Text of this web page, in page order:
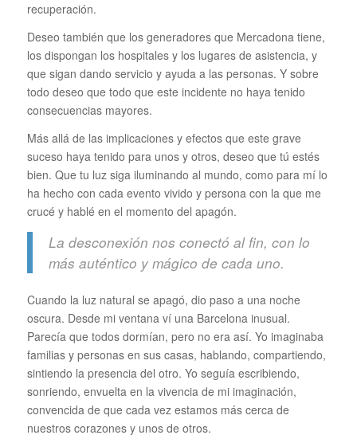
recuperación.
Deseo también que los generadores que Mercadona tiene,
los dispongan los hospitales y los lugares de asistencia, y
que sigan dando servicio y ayuda a las personas. Y sobre
todo deseo que todo que este incidente no haya tenido
consecuencias mayores.
Más allá de las implicaciones y efectos que este grave
suceso haya tenido para unos y otros, deseo que tú estés
bien. Que tu luz siga iluminando al mundo, como para mí lo
ha hecho con cada evento vivido y persona con la que me
crucé y hablé en el momento del apagón.
La desconexión nos conectó al fin, con lo
más auténtico y mágico de cada uno.
Cuando la luz natural se apagó, dio paso a una noche
oscura. Desde mi ventana ví una Barcelona inusual.
Parecía que todos dormían, pero no era así. Yo imaginaba
familias y personas en sus casas, hablando, compartiendo,
sintiendo la presencia del otro. Yo seguía escribiendo,
sonriendo, envuelta en la vivencia de mi imaginación,
convencida de que cada vez estamos más cerca de
nuestros corazones y unos de otros.